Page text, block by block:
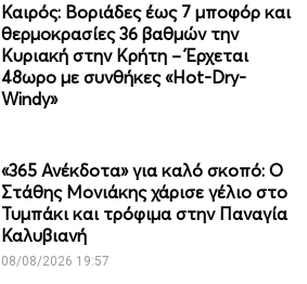
Καιρός: Βοριάδες έως 7 μποφόρ και
θερμοκρασίες 36 βαθμών την
Κυριακή στην Κρήτη – Έρχεται
48ωρο με συνθήκες «Hot-Dry-
Windy»
«365 Ανέκδοτα» για καλό σκοπό: Ο
Στάθης Μονιάκης χάρισε γέλιο στο
Τυμπάκι και τρόφιμα στην Παναγία
Καλυβιανή
08/08/2026 19:57